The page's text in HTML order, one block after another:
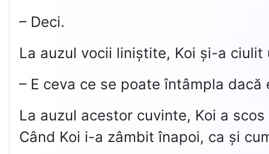
– Deci.
La auzul vocii liniștite, Koi și-a
– E ceva ce se poate întâmpla
La auzul acestor cuvinte, Koi a
Când Koi i-a zâmbit înapoi, ca și